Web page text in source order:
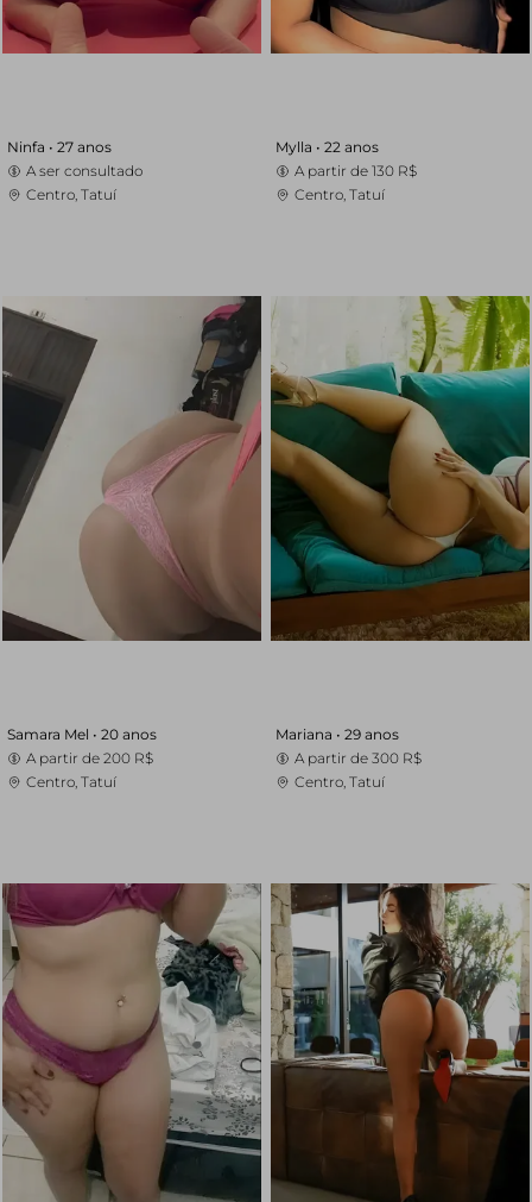
Ninfa • 27 anos
A ser consultado
Centro, Tatuí
Mylla • 22 anos
A partir de 130 R$
Centro, Tatuí
Samara Mel • 20 anos
A partir de 200 R$
Centro, Tatuí
Mariana • 29 anos
A partir de 300 R$
Centro, Tatuí